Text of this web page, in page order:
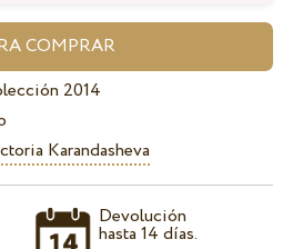
2014
Karandasheva
Devolución
hasta 14 días.